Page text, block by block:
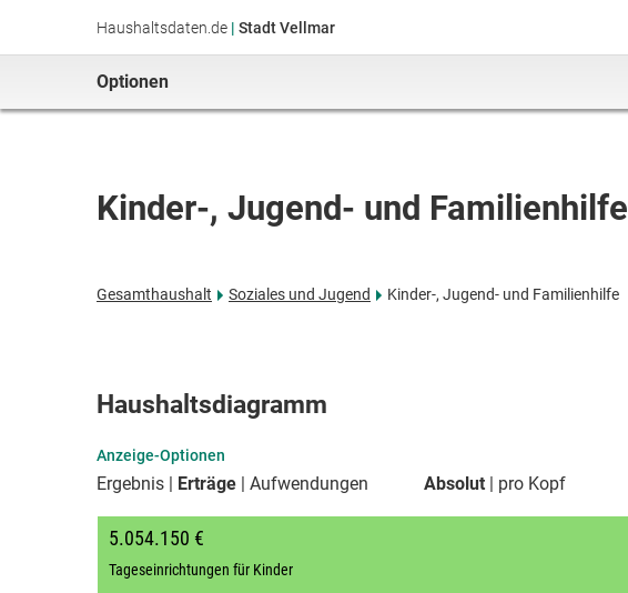
Haushaltsdaten.de | Stadt Vellmar
Optionen
Kinder-, Jugend- und Familienhilfe
Gesamthaushalt Soziales und Jugend Kinder-, Jugend- und Familienhilfe
Haushaltsdiagramm
Anzeige-Optionen
Ergebnis Erträge Aufwendungen Absolut pro Kopf
5.054.150 €
Tageseinrichtungen für Kinder